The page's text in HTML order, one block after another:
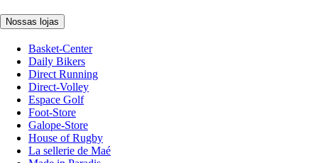
Nossas lojas
Basket-Center
Daily Bikers
Direct Running
Direct-Volley
Espace Golf
Foot-Store
Galope-Store
House of Rugby
La sellerie de Maé